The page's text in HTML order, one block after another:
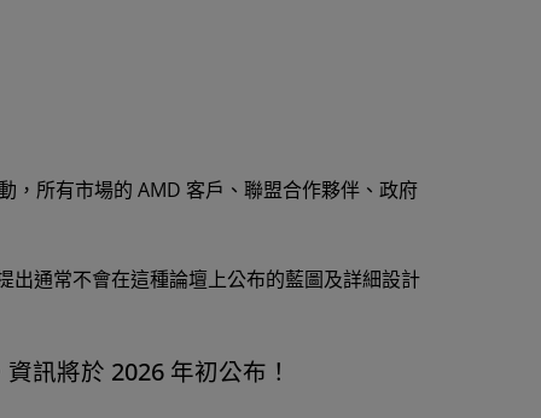
，所有市場的 AMD 客戶、聯盟合作夥伴、政府
出通常不會在這種論壇上公布的藍圖及詳細設計
訊將於 2026 年初公布！